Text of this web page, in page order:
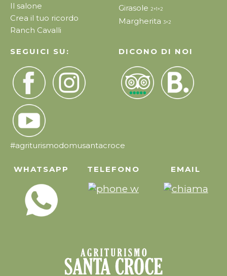
Il salone
Crea il tuo ricordo
Ranch Cavalli
Girasole 2+1+2
Margherita 3+2
SEGUICI SU:
#agriturismodomusantacroce
DICONO DI NOI
WHATSAPP TELEFONO EMAIL